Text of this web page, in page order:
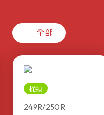
全部
桶類
249R/250R